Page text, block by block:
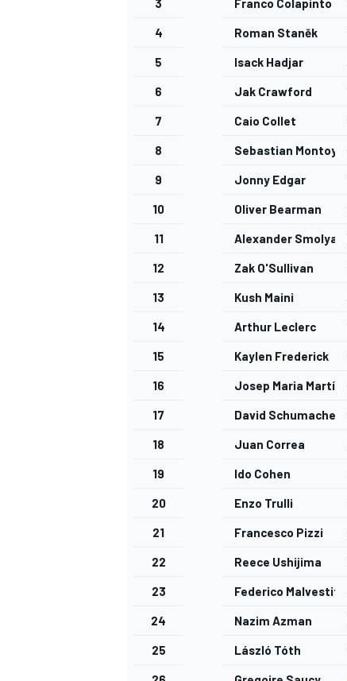
3 Franco Colapinto
4 Roman Staněk
5 Isack Hadjar
6 Jak Crawford
7 Caio Collet
8 Sebastian Montoya
9 Jonny Edgar
10 Oliver Bearman
11 Alexander Smolyar
12 Zak O'Sullivan
13 Kush Maini
14 Arthur Leclerc
15 Kaylen Frederick
16 Josep Maria Martí
17 David Schumacher
18 Juan Correa
19 Ido Cohen
20 Enzo Trulli
21 Francesco Pizzi
22 Reece Ushijima
23 Federico Malvestiti
24 Nazim Azman
25 László Tóth